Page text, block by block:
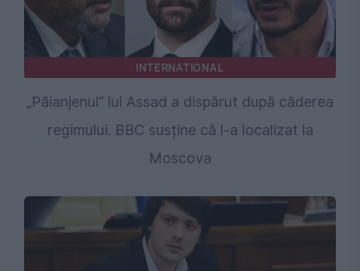
INTERNATIONAL
„Păianjenul” lui Assad a dispărut după căderea
regimului. BBC susține că l-a localizat la
Moscova